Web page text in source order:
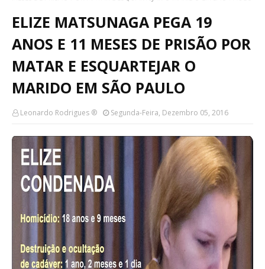
ELIZE MATSUNAGA PEGA 19
ANOS E 11 MESES DE PRISÃO POR
MATAR E ESQUARTEJAR O
MARIDO EM SÃO PAULO
Leonardo Rodrigues ® Segunda-Feira, Dezembro 05, 2016